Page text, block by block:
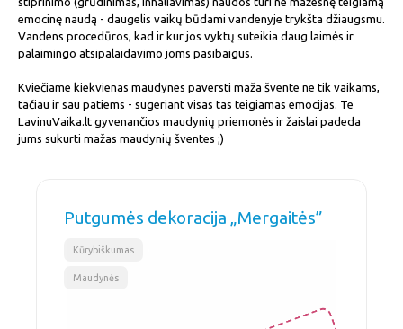
emocinę naudą - daugelis vaikų būdami vandenyje trykšta džiaugsmu.
Vandens procedūros, kad ir kur jos vyktų suteikia daug laimės ir
palaimingo atsipalaidavimo joms pasibaigus.
Kviečiame kiekvienas maudynes paversti maža švente ne tik vaikams,
tačiau ir sau patiems - sugeriant visas tas teigiamas emocijas. Te
LavinuVaika.lt gyvenančios maudynių priemonės ir žaislai padeda
jums sukurti mažas maudynių šventes ;)
Putgumės dekoracija „Mergaitės”
Kūrybiškumas
Maudynės